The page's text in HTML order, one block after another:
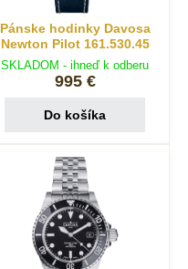
Pánske hodinky Davosa
Newton Pilot 161.530.45
SKLADOM - ihneď k odberu
995 €
Do košíka